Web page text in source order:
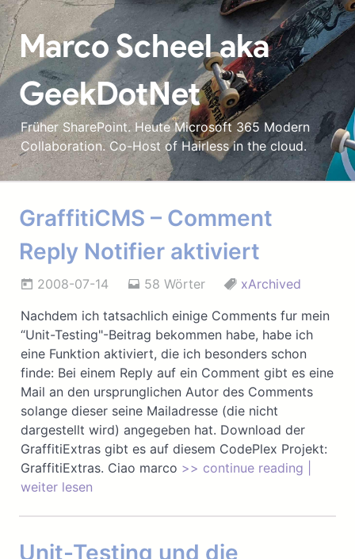
Marco Scheel aka
GeekDotNet
Früher SharePoint. Heute Microsoft 365 Modern
Collaboration. Co-Host of Hairless in the cloud.
GraffitiCMS – Comment
Reply Notifier aktiviert
2008-07-14 58 Wörter
xArchived
Nachdem ich tatsachlich einige Comments fur mein
“Unit-Testing"-Beitrag bekommen habe, habe ich
eine Funktion aktiviert, die ich besonders schon
finde: Bei einem Reply auf ein Comment gibt es eine
Mail an den ursprunglichen Autor des Comments
solange dieser seine Mailadresse (die nicht
dargestellt wird) angegeben hat. Download der
GraffitiExtras gibt es auf diesem CodePlex Projekt:
GraffitiExtras. Ciao marco >> continue reading |
weiter lesen
Unit-Testing und die